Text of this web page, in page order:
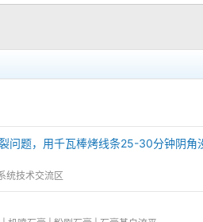
问题，用千瓦棒烤线条25-30分钟阴
统技术交流区